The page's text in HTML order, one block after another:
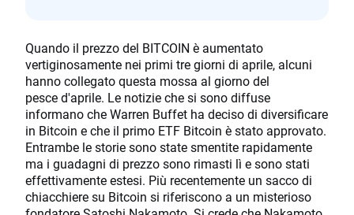
Quando il prezzo del BITCOIN è aumentato
vertiginosamente nei primi tre giorni di aprile, alcuni
hanno collegato questa mossa al giorno del
pesce d'aprile. Le notizie che si sono diffuse
informano che Warren Buffet ha deciso di diversificare
in Bitcoin e che il primo ETF Bitcoin è stato approvato.
Entrambe le storie sono state smentite rapidamente
ma i guadagni di prezzo sono rimasti lì e sono stati
effettivamente estesi. Più recentemente un sacco di
chiacchiere su Bitcoin si riferiscono a un misterioso